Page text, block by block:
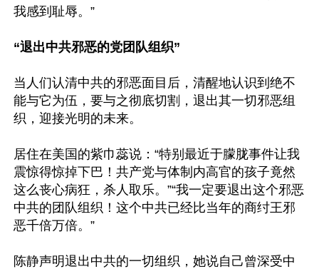
我感到耻辱。”
“退出中共邪恶的党团队组织”
当人们认清中共的邪恶面目后，清醒地认识到绝不
能与它为伍，要与之彻底切割，退出其一切邪恶组
织，迎接光明的未来。
居住在美国的紫巾蕊说：“特别最近于朦胧事件让我
震惊得惊掉下巴！共产党与体制内高官的孩子竟然
这么丧心病狂，杀人取乐。”“我一定要退出这个邪恶
中共的团队组织！这个中共已经比当年的商纣王邪
恶千倍万倍。”
陈静声明退出中共的一切组织，她说自己曾深受中